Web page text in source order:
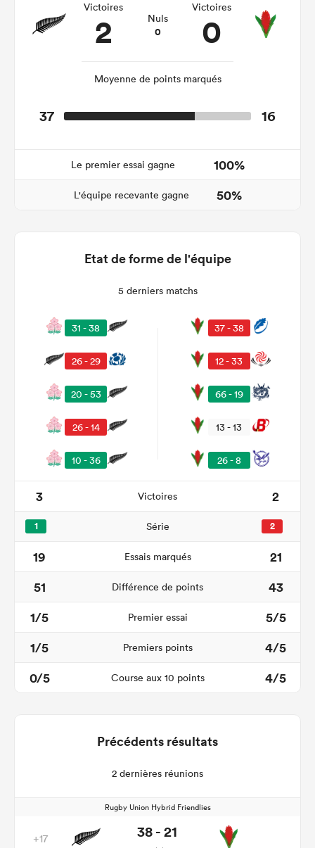
Victoires
2 Nuls
0
Victoires
0
Moyenne de points marqués
37 16
Le premier essai gagne 100%
L'équipe recevante gagne 50%
Etat de forme de l'équipe
5 derniers matchs
31 - 38
26 - 29
20 - 53
26 - 14
10 - 36
37 - 38
12 - 33
66 - 19
13 - 13
26 - 8
3 Victoires 2
1 Série 2
19 Essais marqués
21
51
Différence de points
43
1/5
Premier essai
5/5
1/5
Premiers points
4/5
0/5
Course aux 10 points 4/5
Précédents résultats
2 dernières réunions
Rugby Union Hybrid Friendlies
+17 38 - 21